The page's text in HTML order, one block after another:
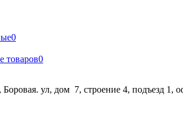
0
товаров0
Боровая. ул, дом 7, строение 4, подъезд 1,